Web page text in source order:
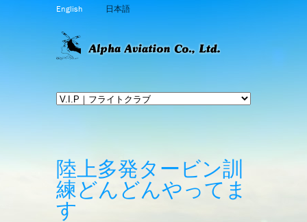
English 日本語
陸上多発タービン訓
練どんどんやってま
す